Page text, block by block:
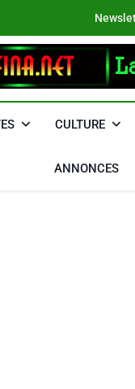
CULTURE
ANNONCES